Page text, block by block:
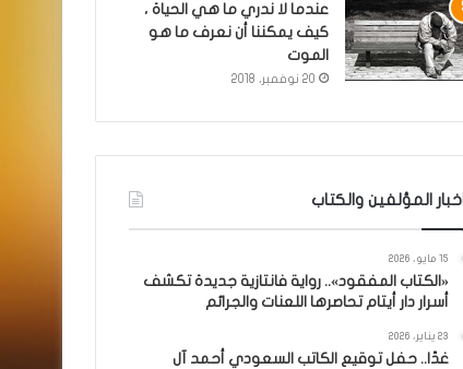
عندما لا ندري ما هي الحياة ،
كيف يمكننا أن نعرف ما هو
الموت
20 نوفمبر، 2018
اخبار المؤلفين والكتاب
15 مايو، 2026
«الكتاب المفقود».. رواية فانتازية جديدة تكشف
أسرار دار أيتام تحاصرها اللعنات والجرائم
23 يناير، 2026
غدًا.. حفل توقيع الكاتب السعودي أحمد آل